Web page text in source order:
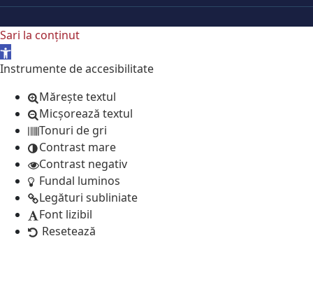
Sari la conținut
Deschide bara de unelte
Instrumente de accesibilitate
Mărește textul
Micșorează textul
Tonuri de gri
Contrast mare
Contrast negativ
Fundal luminos
Legături subliniate
Font lizibil
Resetează